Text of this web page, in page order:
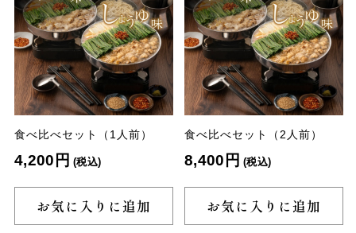
食べ比べセット（1人前）
4,200円 (税込)
お気に入りに追加
食べ比べセット（2人前）
8,400円 (税込)
お気に入りに追加